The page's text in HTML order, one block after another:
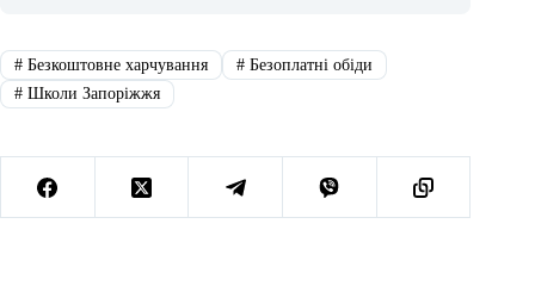
#Безкоштовне харчування #Безоплатні обіди
#Школи Запоріжжя